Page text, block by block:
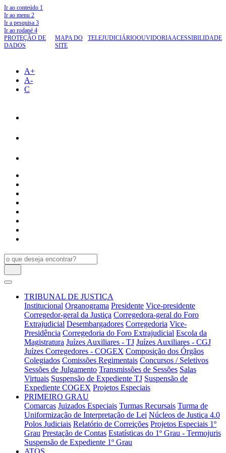
Ir ao conteúdo 1
Ir ao menu 2
Ir a pesquisa 3
Ir ao rodapé 4
PROTEÇÃO DE
DADOS
MAPA DO
SITE
TELEJUDICIÁRIOOUVIDORIAACESSIBILIDADE
A+
A-
C
TRIBUNAL DE JUSTIÇA
Institucional Organograma Presidente Vice-presidente
Corregedor-geral da Justiça Corregedora-geral do Foro
Extrajudicial Desembargadores Corregedoria Vice-
Presidência Corregedoria do Foro Extrajudicial Escola da
Magistratura Juízes Auxiliares - TJ Juízes Auxiliares - CGJ
Juízes Corregedores - COGEX Composição dos Órgãos
Colegiados Comissões Regimentais Concursos / Seletivos
Sessões de Julgamento Transmissões de Sessões Salas
Virtuais Suspensão de Expediente TJ Suspensão de
Expediente COGEX Projetos Especiais
PRIMEIRO GRAU
Comarcas Juizados Especiais Turmas Recursais Turma de
Uniformização de Interpretação de Lei Núcleos de Justiça 4.0
Polos Judiciais Relatório de Correições Projetos Especiais 1º
Grau Prestação de Contas Estatísticas do 1º Grau - Termojuris
Suspensão de Expediente 1º Grau
ATOS